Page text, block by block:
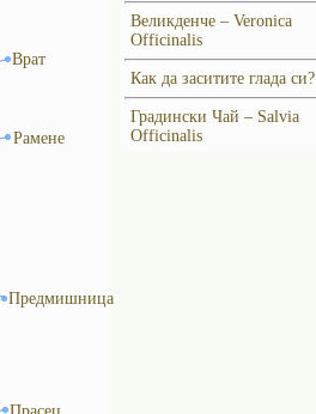
Врат
Предмишница
Рамене
Великденче – Veronica
Officinalis
Как да заситите глада си?
Градински Чай – Salvia
Officinalis